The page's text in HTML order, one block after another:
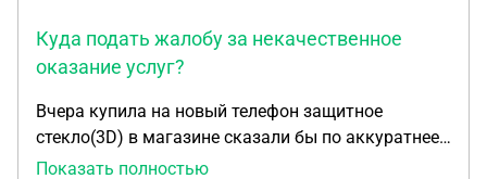
Куда подать жалобу за некачественное
оказание услуг?
Вчера купила на новый телефон защитное
стекло(3D) в магазине сказали бы по аккуратнее
с ним некоторое время. Пришла домой и
Показать полностью